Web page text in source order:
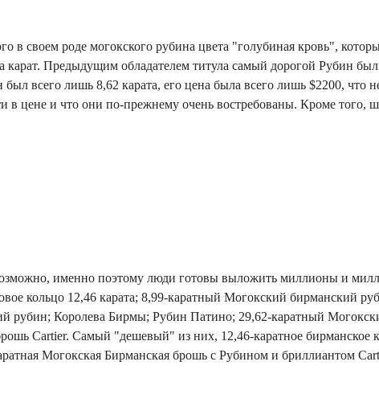
в своем роде могокского рубина цвета "голубиная кровь",
карат. Предыдущим обладателем титула самый дорогой Рубин
всего лишь 8,62 карата, его цена была всего лишь $2200, что
цене и что они по-прежнему очень востребованы. Кроме того,
именно поэтому люди готовы выложить миллионы и
кольцо 12,46 карата; 8,99-каратный Могокский бирманский
рубин; Королева Бирмы; Рубин Патино; 29,62-каратный
Cartier. Самый "дешевый" из них, 12,46-каратное бирманское
Могокская Бирманская брошь с Рубином и бриллиантом